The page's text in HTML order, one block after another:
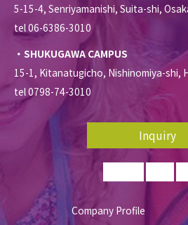
5-15-4, Senriyamanishi, Suita-shi,
tel 06-6386-3010
・SHUKUGAWA CAMPUS
15-1, Kitanatugicho, Nishinomiya-shi,
tel 0798-74-3010
Inquiry
Company Profile